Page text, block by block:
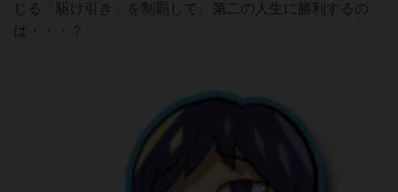
じる「駆け引き」を制覇して、第二の人生に勝利するの
は・・・？